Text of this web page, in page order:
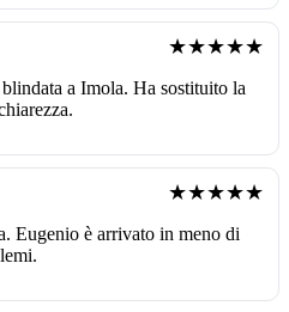
★★★★★
a Imola. Ha sostituito la
★★★★★
Eugenio è arrivato in meno di